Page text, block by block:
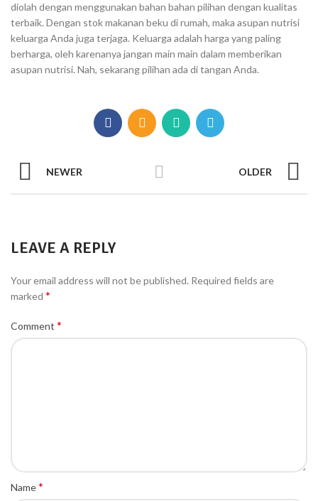
diolah dengan menggunakan bahan bahan pilihan dengan kualitas
terbaik. Dengan stok makanan beku di rumah, maka asupan nutrisi
keluarga Anda juga terjaga. Keluarga adalah harga yang paling
berharga, oleh karenanya jangan main main dalam memberikan
asupan nutrisi. Nah, sekarang pilihan ada di tangan Anda.
NEWER OLDER
LEAVE A REPLY
Your email address will not be published. Required fields are
marked *
Comment *
Name*